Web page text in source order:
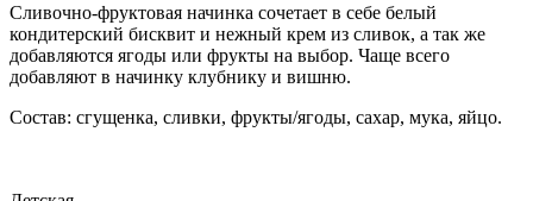
Сливочно-фруктовая начинка сочетает в себе белый
кондитерский бисквит и нежный крем из сливок, а так же
добавляются ягоды или фрукты на выбор. Чаще всего
добавляют в начинку клубнику и вишню.
Состав: сгущенка, сливки, фрукты/ягоды, сахар, мука, яйцо.